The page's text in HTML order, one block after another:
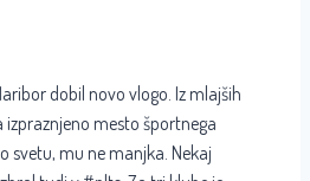
dobil novo vlogo. Iz mlajših
izpraznjeno mesto športnega
svetu, mu ne manjka. Nekaj